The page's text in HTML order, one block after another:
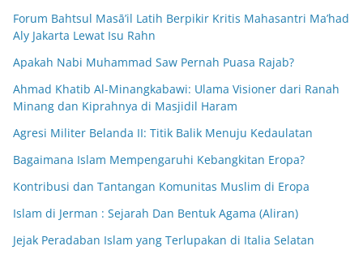
Forum Bahtsul Masā’il Latih Berpikir Kritis Mahasantri Ma’had
Aly Jakarta Lewat Isu Rahn
Apakah Nabi Muhammad Saw Pernah Puasa Rajab?
Ahmad Khatib Al-Minangkabawi: Ulama Visioner dari Ranah
Minang dan Kiprahnya di Masjidil Haram
Agresi Militer Belanda II: Titik Balik Menuju Kedaulatan
Bagaimana Islam Mempengaruhi Kebangkitan Eropa?
Kontribusi dan Tantangan Komunitas Muslim di Eropa
Islam di Jerman : Sejarah Dan Bentuk Agama (Aliran)
Jejak Peradaban Islam yang Terlupakan di Italia Selatan